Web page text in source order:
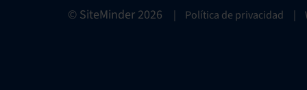
© SiteMinder 2026 | Política de privacidad |